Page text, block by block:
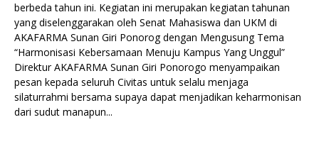
berbeda tahun ini. Kegiatan ini merupakan kegiatan tahunan
yang diselenggarakan oleh Senat Mahasiswa dan UKM di
AKAFARMA Sunan Giri Ponorog dengan Mengusung Tema
“Harmonisasi Kebersamaan Menuju Kampus Yang Unggul”
Direktur AKAFARMA Sunan Giri Ponorogo menyampaikan
pesan kepada seluruh Civitas untuk selalu menjaga
silaturrahmi bersama supaya dapat menjadikan keharmonisan
dari sudut manapun...